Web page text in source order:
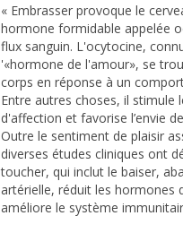
« Embrasser provoque le
hormone formidable appelée
flux sanguin. L'ocytocine,
'«hormone de l'amour», se
corps en réponse à un
Entre autres choses, il stimule
d'affection et favorise l’envie
Outre le sentiment de plaisir
diverses études cliniques ont
toucher, qui inclut le baiser,
artérielle, réduit les hormones
améliore le système